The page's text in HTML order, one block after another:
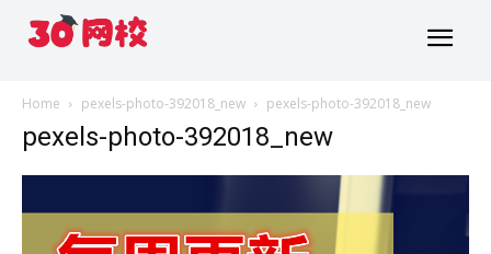
Home pexels-photo-392018_new pexels-photo-392018_new
pexels-photo-392018_new